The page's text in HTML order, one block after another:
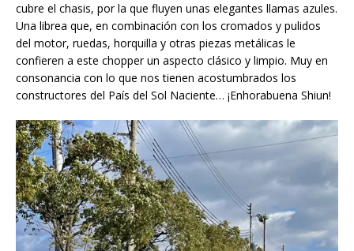
cubre el chasis, por la que fluyen unas elegantes llamas azules.
Una librea que, en combinación con los cromados y pulidos
del motor, ruedas, horquilla y otras piezas metálicas le
confieren a este chopper un aspecto clásico y limpio. Muy en
consonancia con lo que nos tienen acostumbrados los
constructores del País del Sol Naciente… ¡Enhorabuena Shiun!